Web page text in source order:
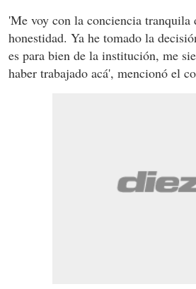
'Me voy con la conciencia tranquila
honestidad. Ya he tomado la
es para bien de la institución, me
haber trabajado acá', mencionó el